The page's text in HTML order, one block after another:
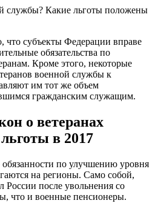
службы? Какие льготы положены
что субъекты Федерации вправе
обязательства по
Кроме этого, некоторые
военной службы к
им тот же объем
гражданским служащим.
о ветеранах
в 2017
по улучшению уровня
на регионы. Само собой,
после увольнения со
что и военные пенсионеры.